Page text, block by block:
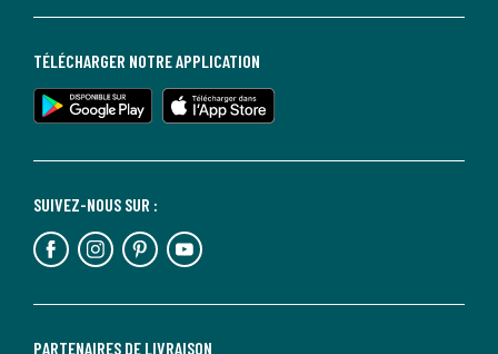
PARTENAIRES DE LIVRAISON
SUIVEZ-NOUS SUR :
TÉLÉCHARGER NOTRE APPLICATION